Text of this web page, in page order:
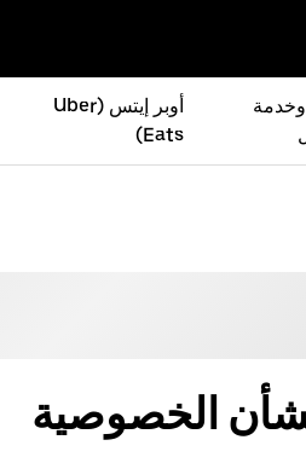
وخدمة
أوبر إيتس (Uber
Eats)
الخصوصية